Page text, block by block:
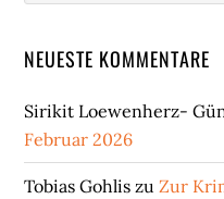
NEUESTE KOMMENTARE
Sirikit Loewenherz-
Februar 2026
Tobias Gohlis zuZur